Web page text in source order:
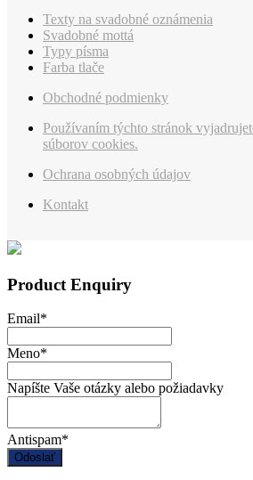
Texty na svadobné oznámenia
Svadobné mottá
Typy písma
Farba tlače
Obchodné podmienky
Používaním týchto stránok
súborov cookies.
Ochrana osobných údajov
Kontakt
Product Enquiry
Email*
Meno*
Napíšte Vaše otázky alebo požiadavky
Antispam*
Odoslať